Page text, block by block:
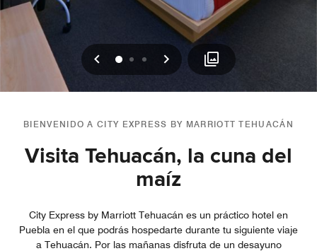
Anterior
0 1 2 Siguiente
BIENVENIDO A CITY EXPRESS BY MARRIOTT TEHUACÁN
Visita Tehuacán, la cuna del
maíz
City Express by Marriott Tehuacán es un práctico hotel en
Puebla en el que podrás hospedarte durante tu siguiente viaje
a Tehuacán. Por las mañanas disfruta de un desayuno